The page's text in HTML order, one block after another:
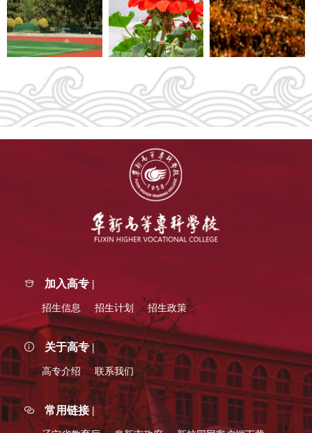
加入高专 |
招生信息 招生计划 招生政策
关于高专 |
高专介绍 联系我们
常用链接 |